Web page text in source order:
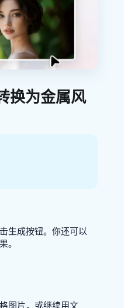
换为金属风
生成按钮。你还可以
。
图片，或继续用文